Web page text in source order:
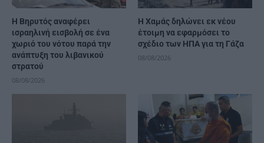
Η Βηρυτός αναφέρει
ισραηλινή εισβολή σε ένα
χωριό του νότου παρά την
ανάπτυξη του λιβανικού
στρατού
08/08/2026
Η Χαμάς δηλώνει εκ νέου
έτοιμη να εφαρμόσει το
σχέδιο των ΗΠΑ για τη Γάζα
08/08/2026